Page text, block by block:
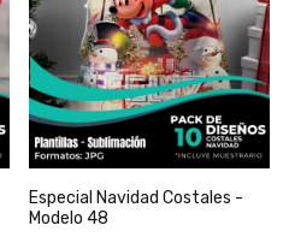
Especial Navidad Costales -
Modelo 48